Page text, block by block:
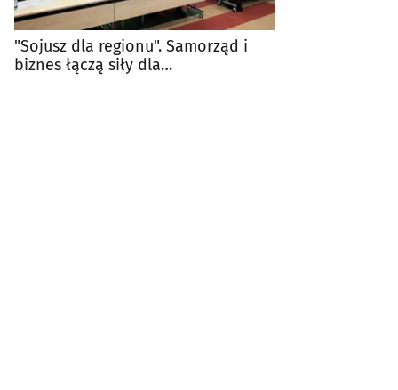
"Sojusz dla regionu". Samorząd i
biznes łączą siły dla